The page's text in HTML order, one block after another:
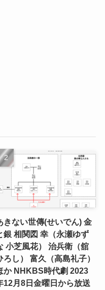
きない世傳(せいでん) 金
銀 相関図 幸（永瀬ゆず
小芝風花） 治兵衛（舘
ろし） 富久（高島礼子）
か NHKBS時代劇 2023
12月8日金曜日から放送